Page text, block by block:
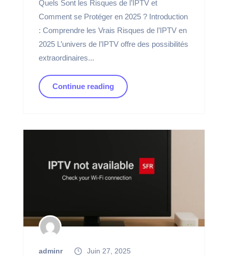
Quels Sont les Risques de l’IPTV et
Comment se Protéger en 2025 ? Introduction
: Comprendre les Vrais Risques de l’IPTV en
2025 L’univers de l’IPTV offre des possibilités
extraordinaires...
Continue reading
adminr
Juin 27, 2025